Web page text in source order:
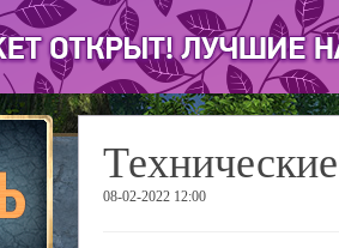
08-02-2022 12:00